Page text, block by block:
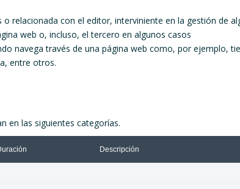
relacionada con el editor, interviniente en la gestión de
web o, incluso, el tercero en algunos casos
navega través de una página web como, por ejemplo,
entre otros.
en las siguientes categorías.
Descripción